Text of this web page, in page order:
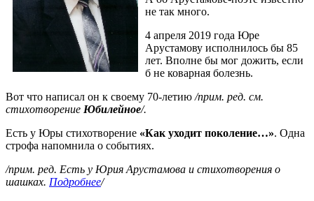
не так много.
4 апреля 2019 года Юре
Арустамову исполнилось бы 85
лет. Вполне бы мог дожить, если
б не коварная болезнь.
Вот что написал он к своему 70-летию /прим. ред. см.
стихотворение Юбилейное/.
Есть у Юры стихотворение «Как уходит поколение…». Одна
строфа напомнила о событиях.
/прим. ред. Есть у Юрия Арустамова и стихотворения о
шашках. Подробнее/